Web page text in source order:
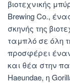
βιοτεχνικής
Brewing Co.,
σκηνής της
ταμπλό σε όλη
προσφέρει
και θέα στην
Haeundae, η